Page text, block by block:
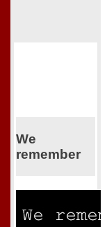
We
remember